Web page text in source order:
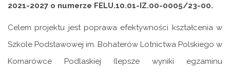
2021-2027 o numerze FELU.10.01-IZ.00-0005/23-00.
Celem projektu jest poprawa efektywności kształcenia w
Szkole Podstawowej im. Bohaterów Lotnictwa Polskiego w
Komarówce Podlaskiej (lepsze wyniki egzaminu